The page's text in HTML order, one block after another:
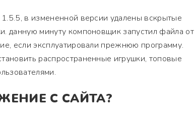
в измененной версии удалены вскрытые
данную минуту компоновщик запустил файла от
если эксплуатировали прежнюю программу.
распространенные игрушки, топовые
С САЙТА?